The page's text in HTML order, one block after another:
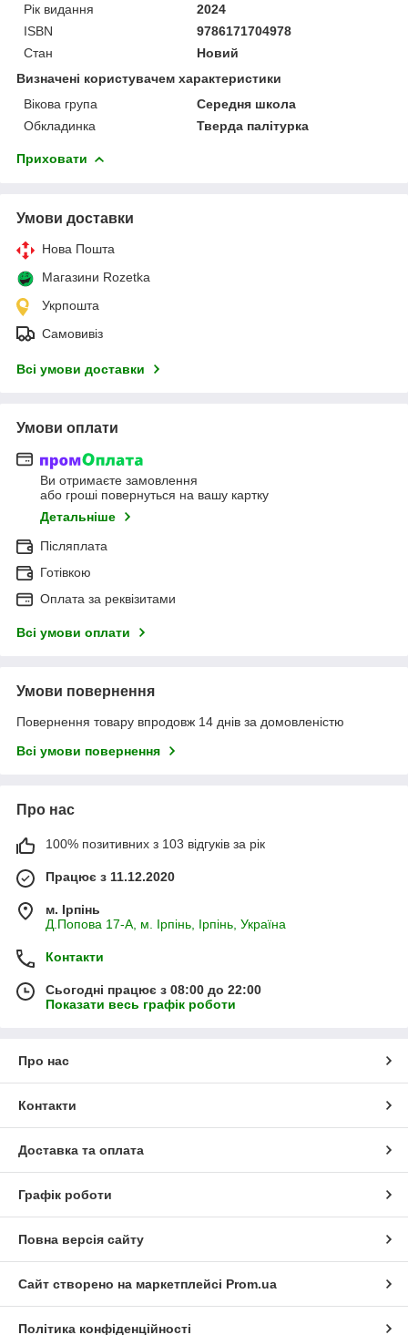
Рік видання
2024
ISBN
9786171704978
Стан
Новий
Визначені користувачем характеристики
Вікова група
Середня школа
Обкладинка
Тверда палітурка
Приховати
Умови доставки
Нова Пошта
Магазини Rozetka
Укрпошта
Самовивіз
Всі умови доставки
Умови оплати
Ви отримаєте замовлення
або гроші повернуться на вашу картку
Детальніше
Післяплата
Готівкою
Оплата за реквізитами
Всі умови оплати
Умови повернення
Повернення товару впродовж 14 днів за домовленістю
Всі умови повернення
Про нас
100% позитивних з 103 відгуків за рік
Працює з 11.12.2020
м. Ірпінь
Д.Попова 17-А, м. Ірпінь, Ірпінь, Україна
Контакти
Сьогодні працює з 08:00 до 22:00
Показати весь графік роботи
Про нас
Контакти
Доставка та оплата
Графік роботи
Повна версія сайту
Сайт створено на маркетплейсі Prom.ua
Політика конфіденційності